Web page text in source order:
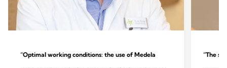
“Optimal working conditions: the use of Medela “The